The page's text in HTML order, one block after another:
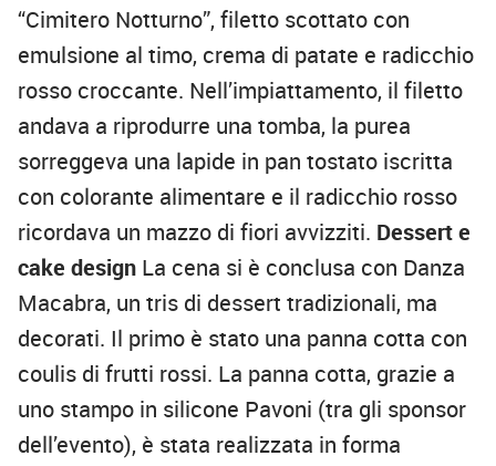
“Cimitero Notturno”, filetto scottato con
emulsione al timo, crema di patate e radicchio
rosso croccante. Nell’impiattamento, il filetto
andava a riprodurre una tomba, la purea
sorreggeva una lapide in pan tostato iscritta
con colorante alimentare e il radicchio rosso
ricordava un mazzo di fiori avvizziti. Dessert e
cake design La cena si è conclusa con Danza
Macabra, un tris di dessert tradizionali, ma
decorati. Il primo è stato una panna cotta con
coulis di frutti rossi. La panna cotta, grazie a
uno stampo in silicone Pavoni (tra gli sponsor
dell’evento), è stata realizzata in forma